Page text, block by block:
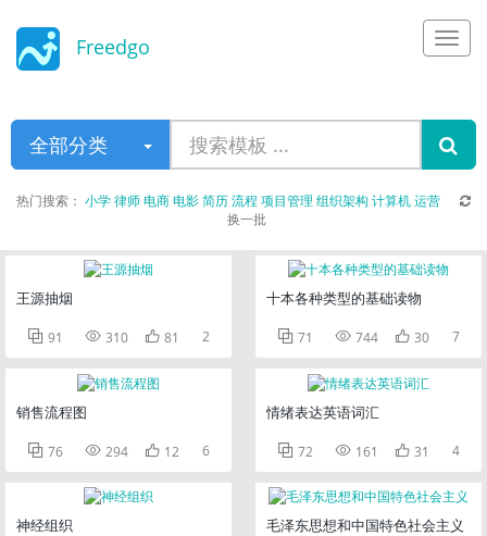
Freedgo
全部分类
热门搜索： 小学律师电商电影简历流程 项目管理 组织架构 计算机运营
换一批
王源抽烟
 91  310  81 2
销售流程图
 76  294  12 6
神经组织
十本各种类型的基础读物
 71  744  30 7
情绪表达英语词汇
 72  161  31 4
毛泽东思想和中国特色社会主义